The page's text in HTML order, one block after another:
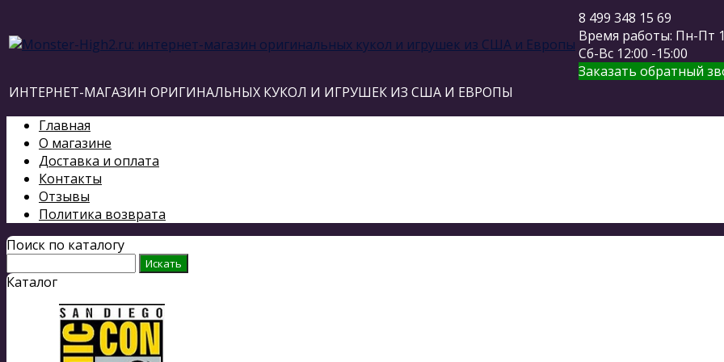
8 499 348 15 69
Время работы: Пн-Пт
Сб-Вс 12:00 -15:00
Заказать обратный
ИНТЕРНЕТ-МАГАЗИН ОРИГИНАЛЬНЫХ КУКОЛ И ИГРУШЕК ИЗ США И ЕВРОПЫ
Главная
О магазине
Доставка и оплата
Контакты
Отзывы
Политика возврата
Поиск по каталогу
Каталог